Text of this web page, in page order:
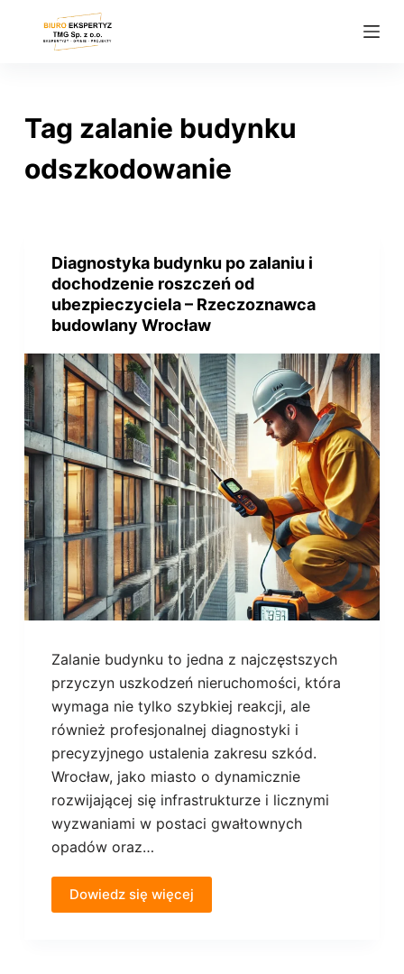
Tag zalanie budynku
odszkodowanie
Diagnostyka budynku po zalaniu i
dochodzenie roszczeń od
ubezpieczyciela – Rzeczoznawca
budowlany Wrocław
Zalanie budynku to jedna z najczęstszych
przyczyn uszkodzeń nieruchomości, która
wymaga nie tylko szybkiej reakcji, ale
również profesjonalnej diagnostyki i
precyzyjnego ustalenia zakresu szkód.
Wrocław, jako miasto o dynamicznie
rozwijającej się infrastrukturze i licznymi
wyzwaniami w postaci gwałtownych
opadów oraz…
Dowiedz się więcej